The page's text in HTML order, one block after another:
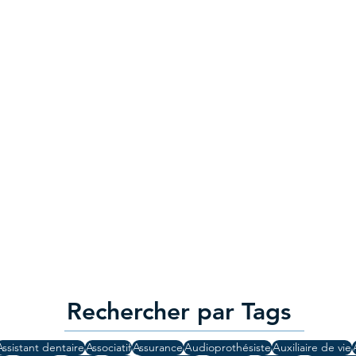
Rechercher par Tags
dentaireAssociatifAssuranceAudioprothésisteAuxiliaire de vie